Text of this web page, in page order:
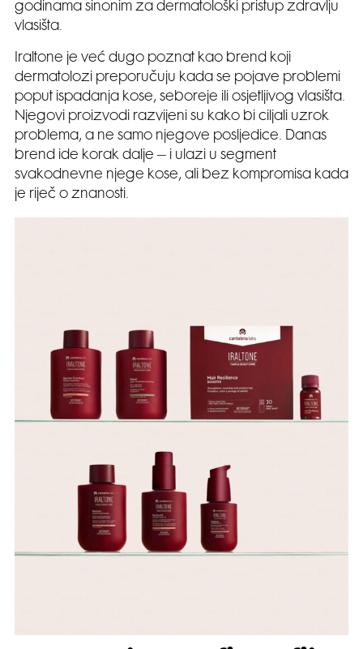
godinama sinonim za dermatološki pristup zdravlju
vlasišta.
Iraltone je već dugo poznat kao brend koji
dermatolozi preporučuju kada se pojave problemi
poput ispadanja kose, seboreje ili osjetljivog vlasišta.
Njegovi proizvodi razvijeni su kako bi ciljali uzrok
problema, a ne samo njegove posljedice. Danas
brend ide korak dalje – i ulazi u segment
svakodnevne njege kose, ali bez kompromisa kada
je riječ o znanosti.